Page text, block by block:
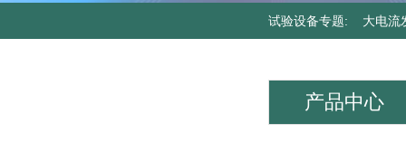
试验设备专题: 大电流
产品中心